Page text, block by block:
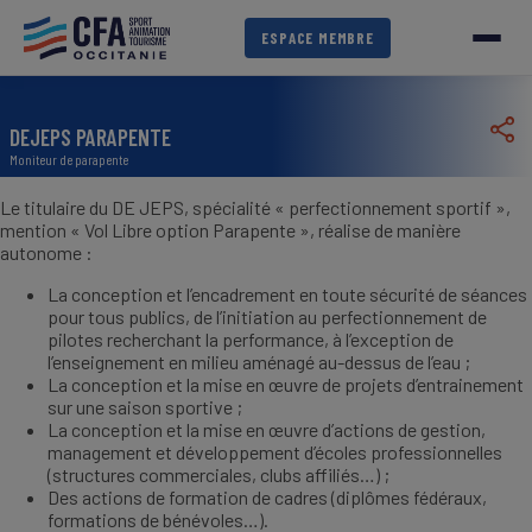
contenu
principal
ESPACE MEMBRE
DEJEPS PARAPENTE
Moniteur de parapente
Le titulaire du DE JEPS, spécialité « perfectionnement sportif »,
mention « Vol Libre option Parapente », réalise de manière
autonome :
La conception et l’encadrement en toute sécurité de séances
pour tous publics, de l’initiation au perfectionnement de
pilotes recherchant la performance, à l’exception de
l’enseignement en milieu aménagé au-dessus de l’eau ;
La conception et la mise en œuvre de projets d’entrainement
sur une saison sportive ;
La conception et la mise en œuvre d’actions de gestion,
management et développement d’écoles professionnelles
(structures commerciales, clubs affiliés…) ;
Des actions de formation de cadres (diplômes fédéraux,
formations de bénévoles…).